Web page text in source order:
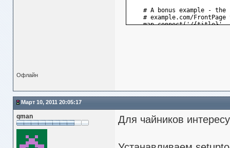
# A bonus example - the
# example.com/FrontPage
map.connect('/{title}',
Офлайн
Март 10, 2011 20:05:17
qman Для чайников